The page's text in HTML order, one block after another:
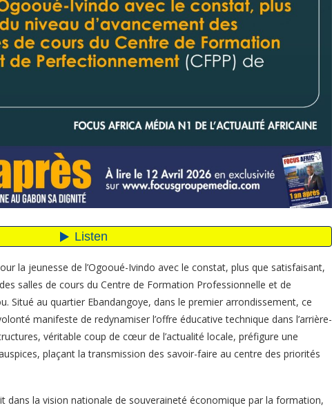
la jeunesse de l’Ogooué-Ivindo avec le constat, plus que satisfaisant,
salles de cours du Centre de Formation Professionnelle et de
Situé au quartier Ebandangoye, dans le premier arrondissement, ce
manifeste de redynamiser l’offre éducative technique dans l’arrière-
véritable coup de cœur de l’actualité locale, préfigure une
plaçant la transmission des savoir-faire au centre des priorités
dans la vision nationale de souveraineté économique par la formation,